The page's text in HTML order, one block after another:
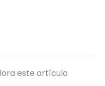
este artículo